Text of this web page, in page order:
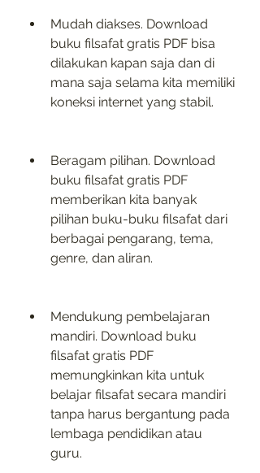
Mudah diakses. Download
buku filsafat gratis PDF bisa
dilakukan kapan saja dan di
mana saja selama kita memiliki
koneksi internet yang stabil.
Beragam pilihan. Download
buku filsafat gratis PDF
memberikan kita banyak
pilihan buku-buku filsafat dari
berbagai pengarang, tema,
genre, dan aliran.
Mendukung pembelajaran
mandiri. Download buku
filsafat gratis PDF
memungkinkan kita untuk
belajar filsafat secara mandiri
tanpa harus bergantung pada
lembaga pendidikan atau
guru.